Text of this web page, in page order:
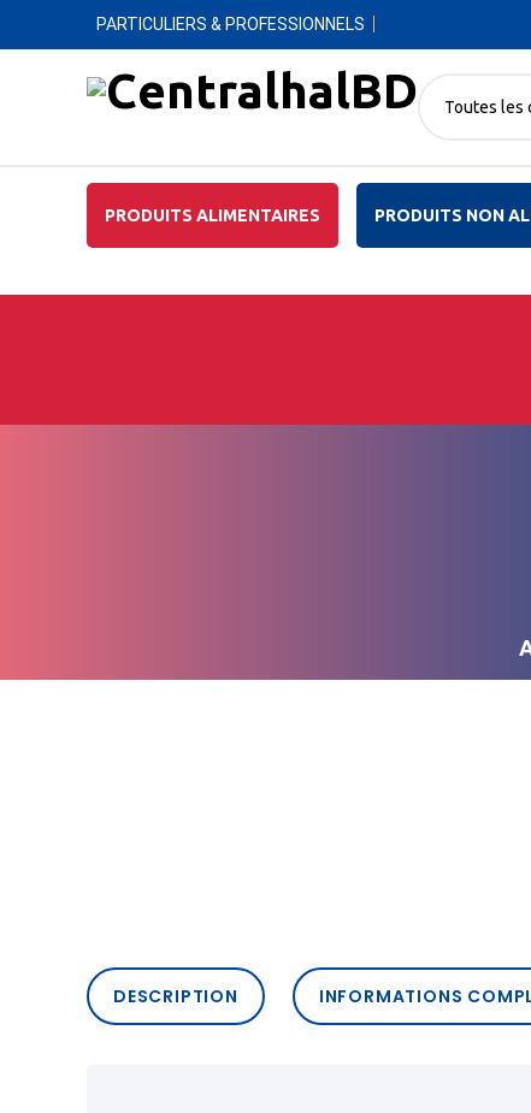
PARTICULIERS & PROFESSIONNELS
Toutes les
PRODUITS ALIMENTAIRES PRODUITS NON
DESCRIPTION INFORMATIONS